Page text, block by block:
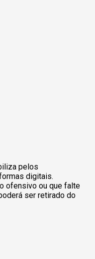
pelos
digitais.
ofensivo ou que falte
ser retirado do